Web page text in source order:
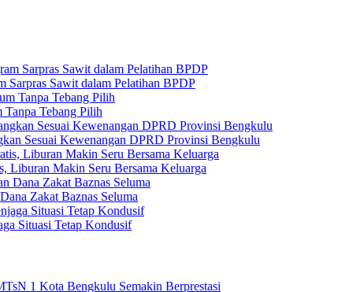
Sarpras Sawit dalam Pelatihan BPDP
Tebang Pilih
Sesuai Kewenangan DPRD Provinsi Bengkulu
Liburan Makin Seru Bersama Keluarga
Zakat Baznas Seluma
Situasi Tetap Kondusif